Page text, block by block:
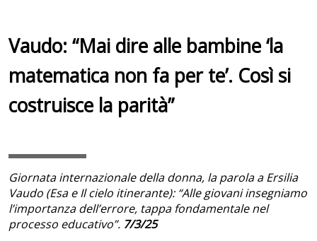
Vaudo: “Mai dire alle bambine ‘la
matematica non fa per te’. Così si
costruisce la parità”
Giornata internazionale della donna, la parola a Ersilia
Vaudo (Esa e Il cielo itinerante): “Alle giovani insegniamo
l’importanza dell’errore, tappa fondamentale nel
processo educativo”. 7/3/25